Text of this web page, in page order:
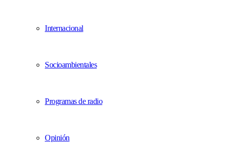
Internacional
Socioambientales
Programas de radio
Opinión